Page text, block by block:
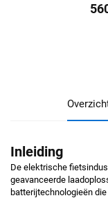
Inleiding
De elektrische
geavanceerde
batterijtechnologieën